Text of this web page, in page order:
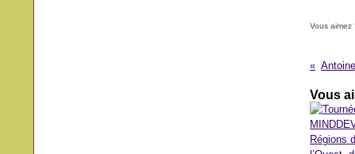
Vous aimez
Vous